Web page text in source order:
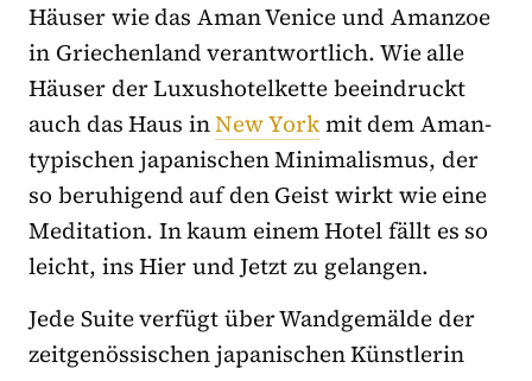
Häuser wie das Aman Venice und Amanzoe
in Griechenland verantwortlich. Wie alle
Häuser der Luxushotelkette beeindruckt
auch das Haus inNew Yorkmit dem Aman-
typischen japanischen Minimalismus, der
so beruhigend auf den Geist wirkt wie eine
Meditation. In kaum einem Hotel fällt es so
leicht, ins Hier und Jetzt zu gelangen.
Jede Suite verfügt über Wandgemälde der
zeitgenössischen japanischen Künstlerin